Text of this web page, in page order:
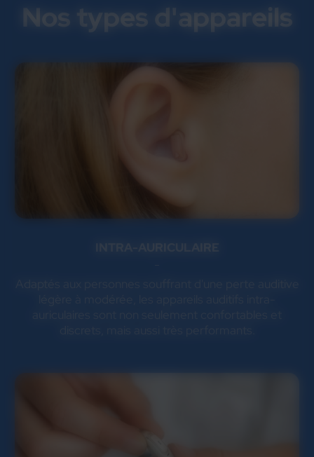
Nos types d'appareils